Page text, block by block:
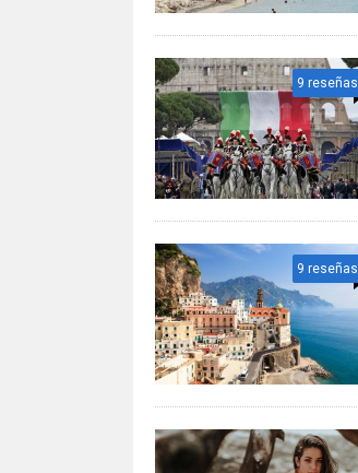
9 reseñas
9 reseñas